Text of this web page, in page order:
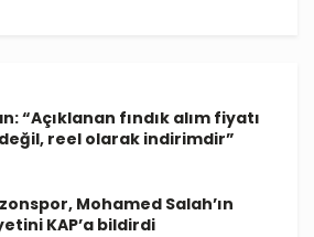
“Açıklanan fındık alım fiyatı
reel olarak indirimdir”
Mohamed Salah’ın
KAP’a bildirdi